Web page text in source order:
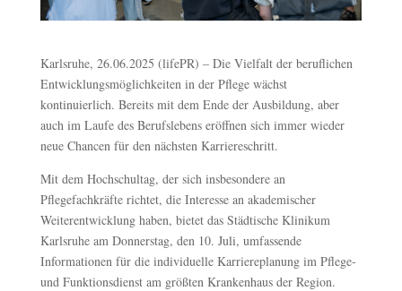
Karlsruhe, 26.06.2025 (lifePR) – Die Vielfalt der beruflichen
Entwicklungsmöglichkeiten in der Pflege wächst
kontinuierlich. Bereits mit dem Ende der Ausbildung, aber
auch im Laufe des Berufslebens eröffnen sich immer wieder
neue Chancen für den nächsten Karriereschritt.
Mit dem Hochschultag, der sich insbesondere an
Pflegefachkräfte richtet, die Interesse an akademischer
Weiterentwicklung haben, bietet das Städtische Klinikum
Karlsruhe am Donnerstag, den 10. Juli, umfassende
Informationen für die individuelle Karriereplanung im Pflege-
und Funktionsdienst am größten Krankenhaus der Region.